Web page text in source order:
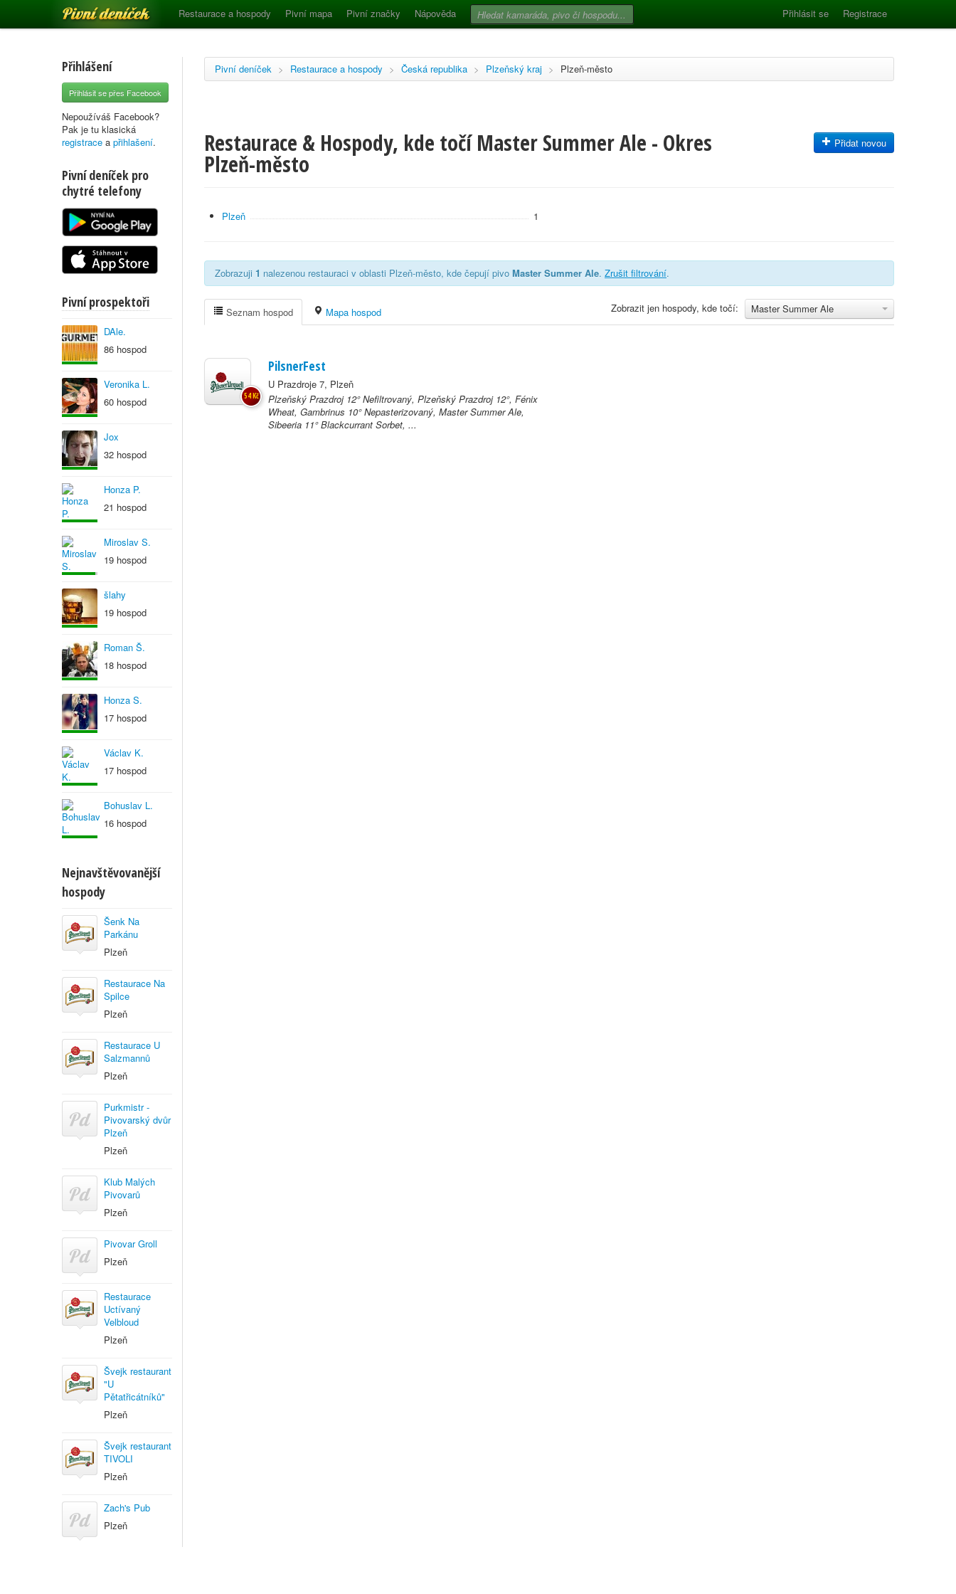
Pivní deníček Restaurace a hospody Pivní mapa Pivní značky Nápověda Přihlásit se Registrace
Přihlášení
Přihlásit se přes Facebook
Nepoužíváš Facebook?
Pak je tu klasická
registrace a přihlašení.
Pivní deníček pro
chytré telefony
Pivní prospektoři
DAle.
86 hospod
Veronika L.
60 hospod
Jox
32 hospod
Honza P.
21 hospod
Miroslav S.
19 hospod
šlahy
19 hospod
Roman Š.
18 hospod
Honza S.
17 hospod
Václav K.
17 hospod
Bohuslav L.
16 hospod
Nejnavštěvovanější
hospody
Šenk Na
Parkánu
Plzeň
Restaurace Na
Spilce
Plzeň
Restaurace U
Salzmannů
Plzeň
Purkmistr -
Pivovarský dvůr
Plzeň
Plzeň
Klub Malých
Pivovarů
Plzeň
Pivovar Groll
Plzeň
Restaurace
Uctívaný
Velbloud
Plzeň
Švejk restaurant
"U
Pětatřicátníků"
Plzeň
Švejk restaurant
TIVOLI
Plzeň
Zach's Pub
Plzeň
Pivní deníček > Restaurace a hospody > Česká republika > Plzeňský kraj > Plzeň-město
Restaurace & Hospody, kde točí Master Summer Ale - Okres
Plzeň-město
Přidat novou
Plzeň 1
Zobrazuji 1 nalezenou restauraci v oblasti Plzeň-město, kde čepují pivo Master Summer Ale. Zrušit filtrování.
Master Summer Ale
Zobrazit jen hospody, kde točí:
Seznam hospod Mapa hospod
PilsnerFest
U Prazdroje 7, Plzeň
Plzeňský Prazdroj 12° Nefiltrovaný, Plzeňský Prazdroj 12°, Fénix
Wheat, Gambrinus 10° Nepasterizovaný, Master Summer Ale,
Sibeeria 11° Blackcurrant Sorbet, ...
54 Kč